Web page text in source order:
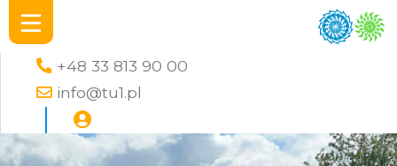
+48 33 813 90 00
info@tu1.pl